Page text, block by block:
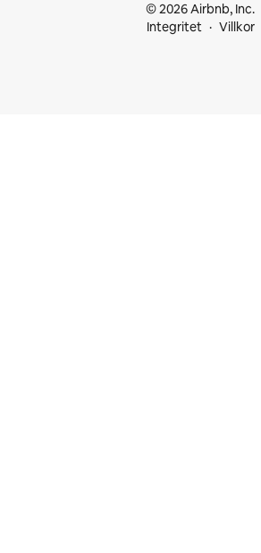
© 2026 Airbnb, Inc.
Integritet
Villkor